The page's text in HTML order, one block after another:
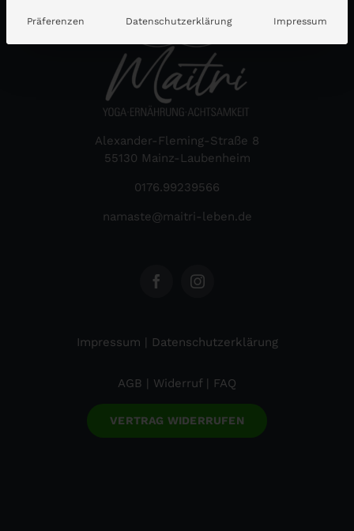
Alexander-Fleming-Straße 8
55130 Mainz-Laubenheim
0176.99239566
namaste@maitri-leben.de
Impressum | Datenschutzerklärung
AGB | Widerruf | FAQ
VERTRAG WIDERRUFEN
Präferenzen Datenschutzerklärung Impressum